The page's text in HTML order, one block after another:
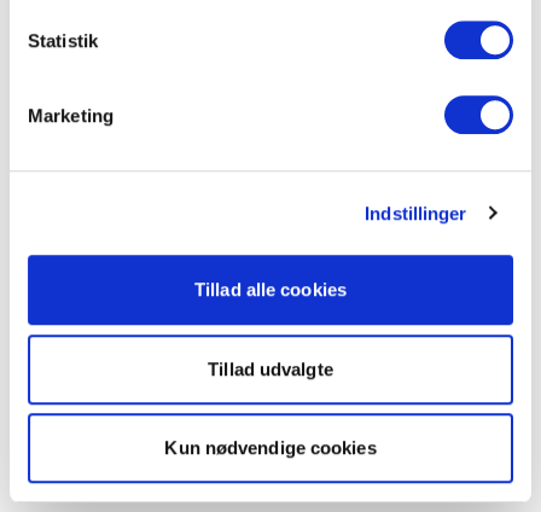
Statistik
Marketing
Indstillinger
Tillad alle cookies
Tillad udvalgte
Kun nødvendige cookies